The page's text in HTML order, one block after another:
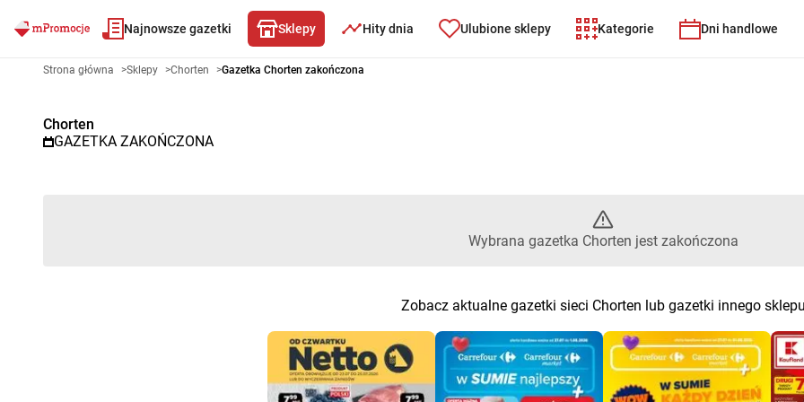
Najnowsze gazetki Sklepy Hity dnia Ulubione sklepy Kategorie Dni handlowe
Gazetka promocyjna Chorten – Wybrana gazetka Chorten jest
Strona główna >Sklepy >Chorten >Gazetka Chorten zakończona
Chorten
GAZETKA ZAKOŃCZONA
Wybrana gazetka Chorten jest zakończona
Zobacz aktualne gazetki sieci Chorten lub gazetki innego sklepu